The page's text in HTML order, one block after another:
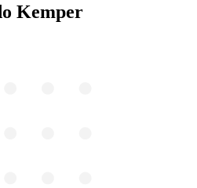
Kemper